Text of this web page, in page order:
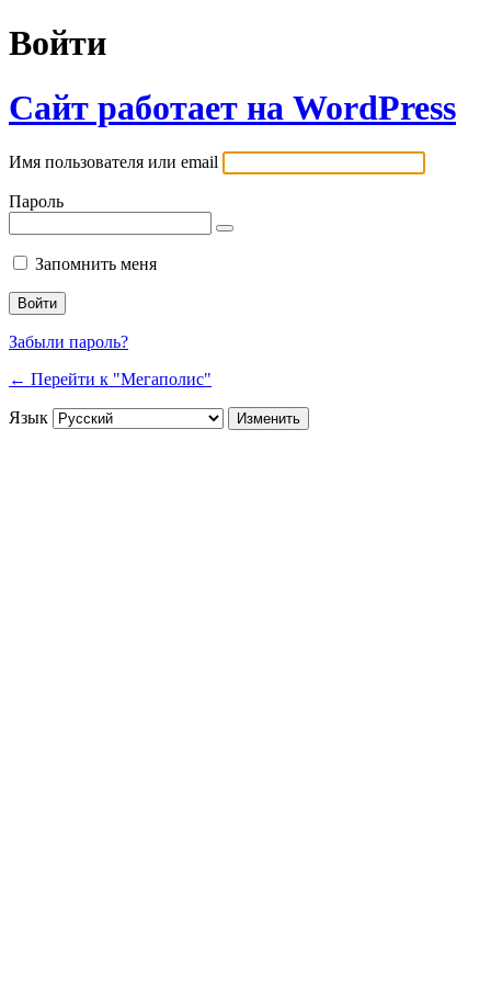
Войти
Сайт работает на WordPress
Имя пользователя или email
Пароль
Запомнить меня
Забыли пароль?
← Перейти к "Мегаполис"
Язык